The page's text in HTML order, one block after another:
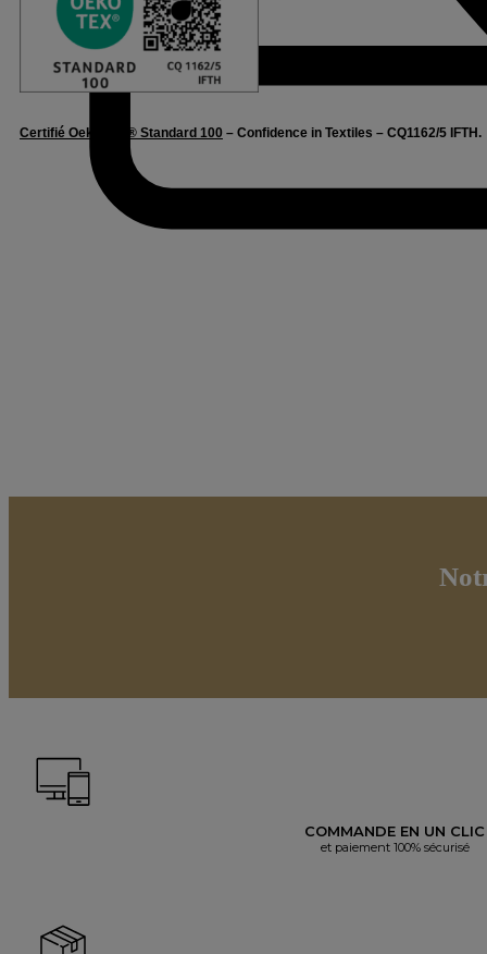
Certifié Oeko-Tex® Standard 100 – Confidence in Textiles – CQ1162/5 IFTH.
COMMANDE EN UN CLIC
et paiement 100% sécurisé